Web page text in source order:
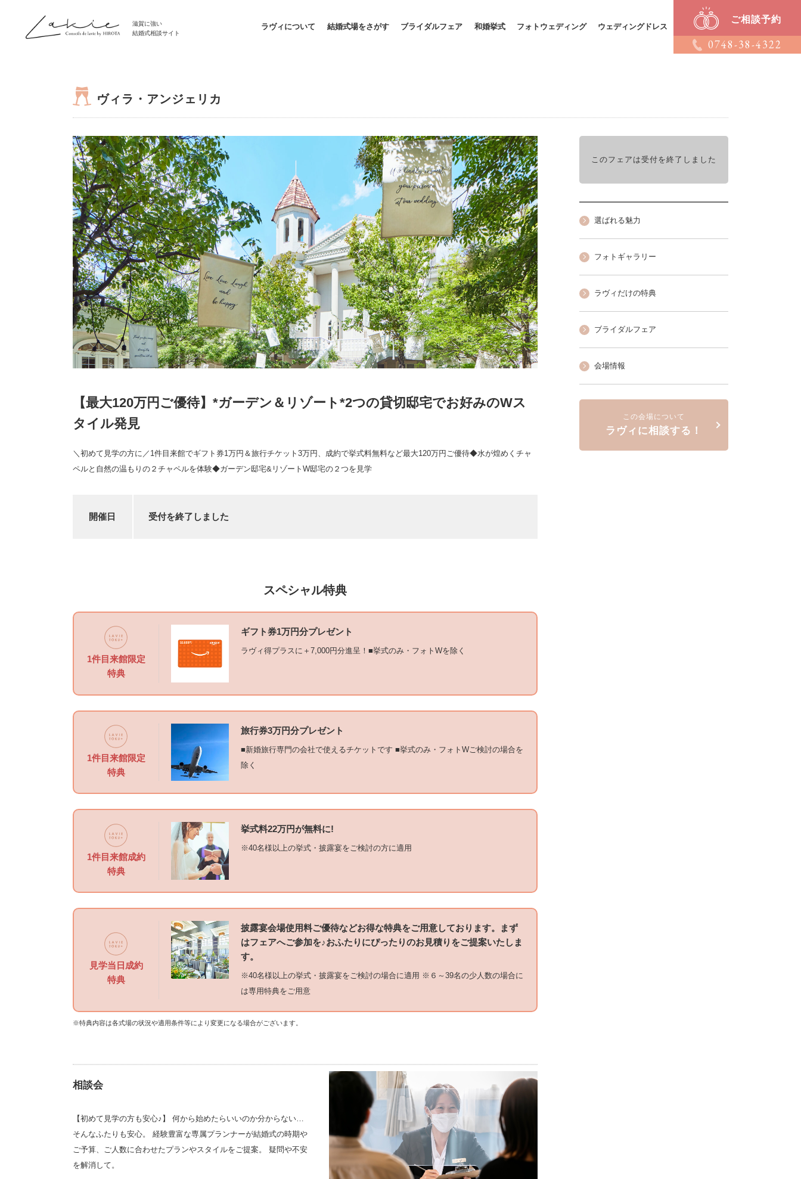
滋賀に強い
結婚式相談サイト
ご相談予約
0748-38-4322
ラヴィについて 結婚式場をさがす ブライダルフェア 和婚挙式 フォトウェディング ウェディングドレス
ヴィラ・アンジェリカ
【最大120万円ご優待】*ガーデン＆リゾート*2つの貸切邸宅でお好みのWス
タイル発見
＼初めて見学の方に／1件目来館でギフト券1万円＆旅行チケット3万円、成約で挙式料無料など最大120万円ご優待◆水が煌めくチャ
ペルと自然の温もりの２チャペルを体験◆ガーデン邸宅&リゾートW邸宅の２つを見学
開催日 受付を終了しました
スペシャル特典
1件目来館限定
特典
ギフト券1万円分プレゼント
ラヴィ得プラスに＋7,000円分進呈！■挙式のみ・フォトWを除く
1件目来館限定
特典
旅行券3万円分プレゼント
■新婚旅行専門の会社で使えるチケットです ■挙式のみ・フォトWご検討の場合を
除く
1件目来館成約
特典
挙式料22万円が無料に!
※40名様以上の挙式・披露宴をご検討の方に適用
見学当日成約
特典
披露宴会場使用料ご優待などお得な特典をご用意しております。まず
はフェアへご参加を♪おふたりにぴったりのお見積りをご提案いたしま
す。
※40名様以上の挙式・披露宴をご検討の場合に適用 ※６～39名の少人数の場合に
は専用特典をご用意
※特典内容は各式場の状況や適用条件等により変更になる場合がございます。
相談会
【初めて見学の方も安心♪】 何から始めたらいいのか分からない…
そんなふたりも安心。 経験豊富な専属プランナーが結婚式の時期や
ご予算、ご人数に合わせたプランやスタイルをご提案。 疑問や不安
を解消して。
このフェアは受付を終了しました
選ばれる魅力
フォトギャラリー
ラヴィだけの特典
ブライダルフェア
会場情報
この会場について
ラヴィに相談する！